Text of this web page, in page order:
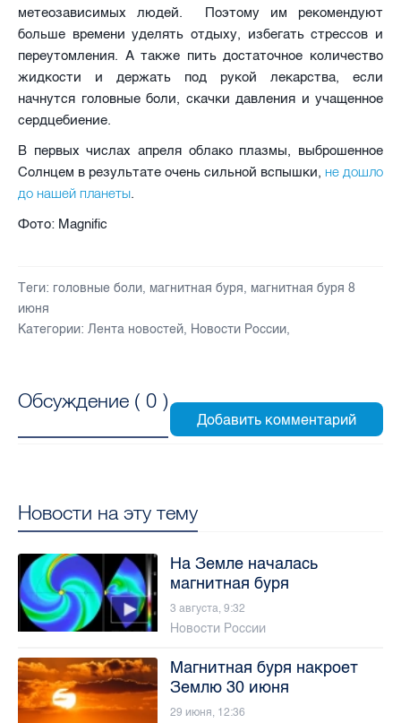
метеозависимых людей. Поэтому им рекомендуют
больше времени уделять отдыху, избегать стрессов и
переутомления. А также пить достаточное количество
жидкости и держать под рукой лекарства, если
начнутся головные боли, скачки давления и учащенное
сердцебиение.
В первых числах апреля облако плазмы, выброшенное
Солнцем в результате очень сильной вспышки, не дошло
до нашей планеты.
Фото: Magnific
Теги: головные боли, магнитная буря, магнитная буря 8
июня
Категории: Лента новостей, Новости России,
Обсуждение ( 0 )
Новости на эту тему
На Земле началась
магнитная буря
3 августа, 9:32
Новости России
Магнитная буря накроет
Землю 30 июня
29 июня, 12:36